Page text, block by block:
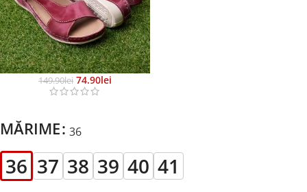
149.90Lei 74.90Lei
MĂRIME 36
36 37 38 39 40 41